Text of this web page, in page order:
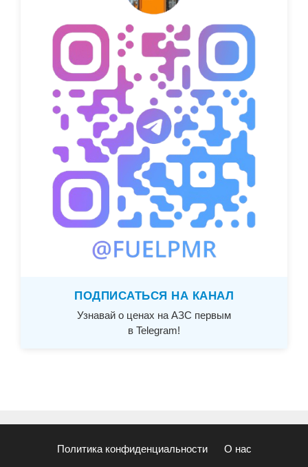
ПОДПИСАТЬСЯ НА КАНАЛ
Узнавай о ценах на АЗС первым
в Telegram!
Политика конфиденциальности О нас